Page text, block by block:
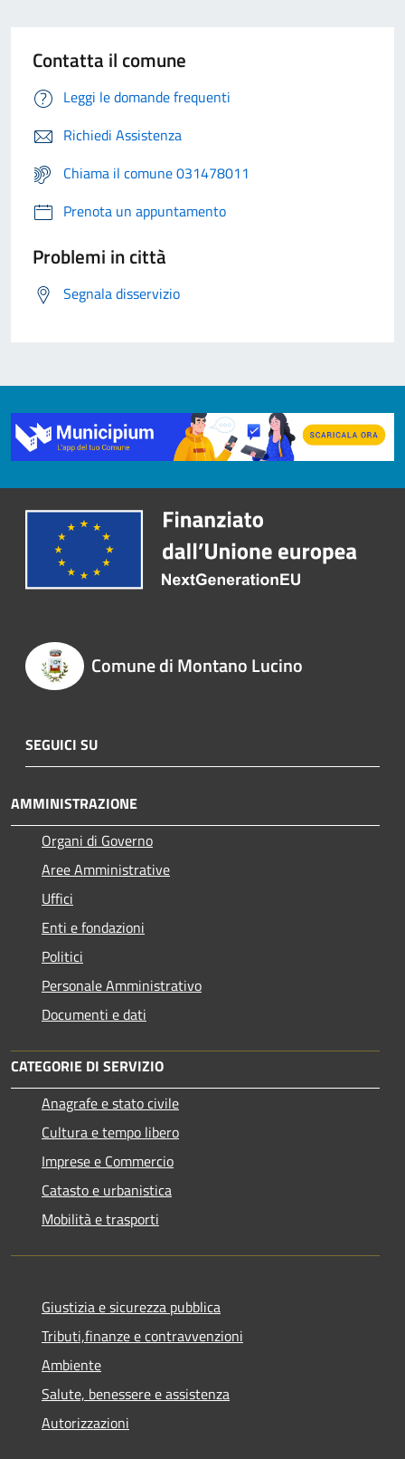
Contatta il comune
Leggi le domande frequenti
Richiedi Assistenza
Chiama il comune 031478011
Prenota un appuntamento
Problemi in città
Segnala disservizio
Comune di Montano Lucino
SEGUICI SU
AMMINISTRAZIONE
Organi di Governo
Aree Amministrative
Uffici
Enti e fondazioni
Politici
Personale Amministrativo
Documenti e dati
CATEGORIE DI SERVIZIO
Anagrafe e stato civile
Cultura e tempo libero
Imprese e Commercio
Catasto e urbanistica
Mobilità e trasporti
Giustizia e sicurezza pubblica
Tributi,finanze e contravvenzioni
Ambiente
Salute, benessere e assistenza
Autorizzazioni